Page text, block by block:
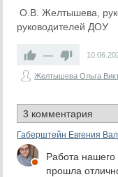
О.В. Желтышева,
руководителей ДОУ
—
Желтышева Ольга
Габерштейн Евгения
Работа
прошла